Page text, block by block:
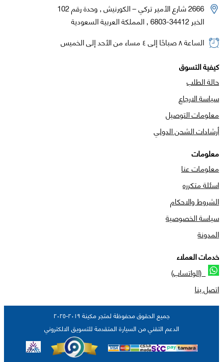
2666 شارع الأمير تركي – الكورنيش , وحدة رقم 102
الخبر 34412-6803 , المملكة العربية السعودية
الساعة ٨ صباحًا إلى ٤ مساء من الأحد إلى الخميس
كيفية التسوق
حالة الطلب
سياسة الارجاع
معلومات التوصيل
أرشادات الشحن الدولي
معلومات
معلومات عنا
اسئلة متكرره
الشروط والاحكام
سياسة الخصوصية
المدونة
خدمات العملاء
(الواتساب)
اتصل بنا
جميع الحقوق محفوظة لمتجر مكينة ٢٠١٩-٢٠٢٥
الدعم التقني من السيارة المتقدمة للتسويق الالكتروني